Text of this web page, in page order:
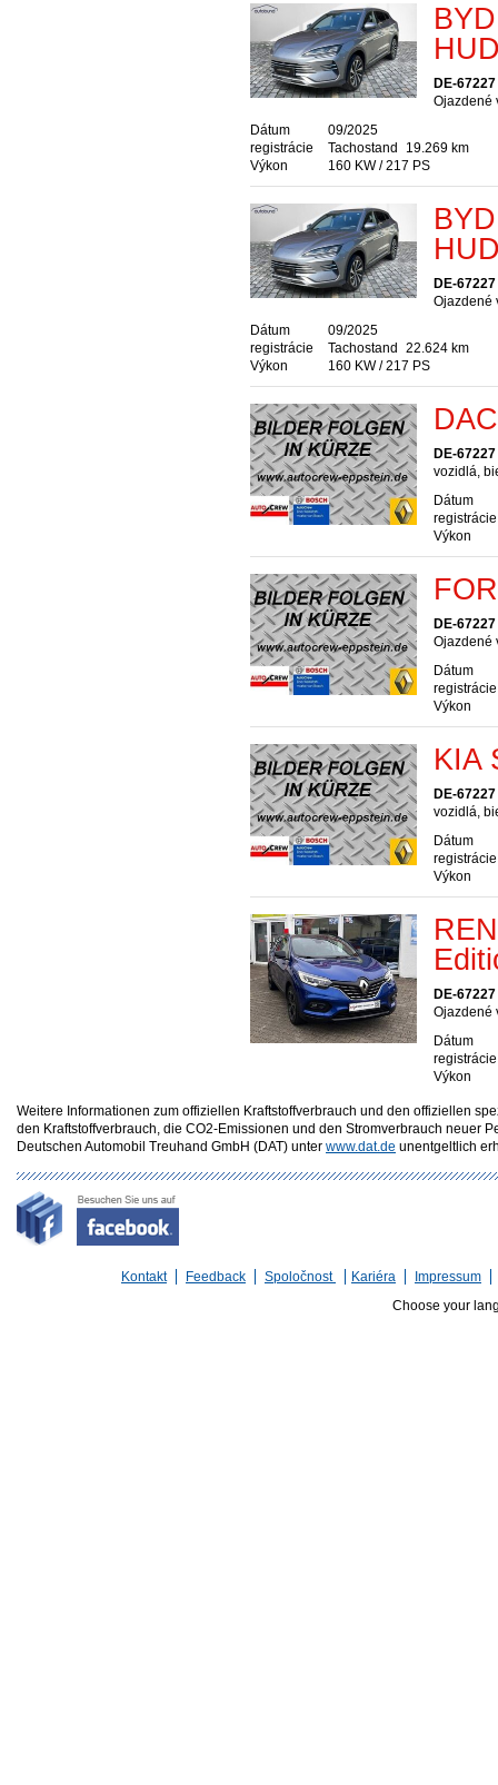
DE-
Ojazdené
Dátum
registrácie
09/2025
Tachostand
19.269 km
Výkon
160 KW / 217 PS
DE-
Ojazdené
Dátum
registrácie
09/2025
Tachostand
22.624 km
Výkon
160 KW / 217 PS
DE-
vozidlá,
Dátum
registrácie
Výkon
DE-
Ojazdené
Dátum
registrácie
Výkon
KIA
DE-
vozidlá,
Dátum
registrácie
Výkon
DE-
Ojazdené
Dátum
registrácie
Výkon
Weitere Informationen zum offiziellen Kraftstoffverbrauch und den offiziellen
den Kraftstoffverbrauch, die CO2-Emissionen und den Stromverbrauch neuer
Deutschen Automobil Treuhand GmbH (DAT) unter www.dat.de unentgeltlich
Kontakt Feedback Spoločnost Kariéra
Impressum
Choose your